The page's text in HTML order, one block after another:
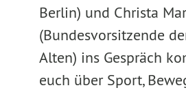
Berlin) und Christa
(Bundesvorsitzende
Alten) ins Gespräch
euch über Sport,